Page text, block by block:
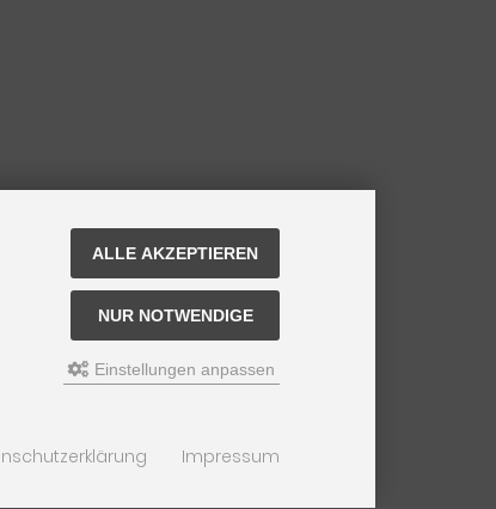
hier.
ALLE AKZEPTIEREN
NUR NOTWENDIGE
Einstellungen anpassen
Impressum